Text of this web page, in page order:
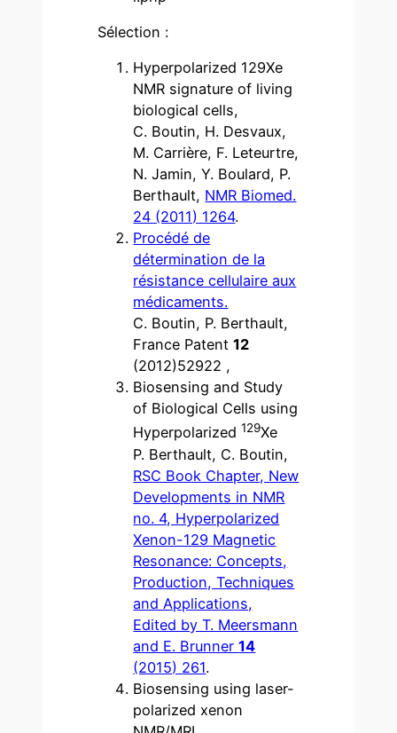
Sélection :
Hyperpolarized 129Xe
NMR signature of living
biological cells,
C. Boutin, H. Desvaux,
M. Carrière, F. Leteurtre,
N. Jamin, Y. Boulard, P.
Berthault, NMR Biomed.
24 (2011) 1264.
Procédé de
détermination de la
résistance cellulaire aux
médicaments.
C. Boutin, P. Berthault,
France Patent12
(2012)52922 ,
Biosensing and Study
of Biological Cells using
Hyperpolarized 129Xe
P. Berthault, C. Boutin,
RSC Book Chapter, New
Developments in NMR
no. 4, Hyperpolarized
Xenon-129 Magnetic
Resonance: Concepts,
Production, Techniques
and Applications,
Edited by T. Meersmann
and E. Brunner14
(2015) 261.
Biosensing using laser-
polarized xenon